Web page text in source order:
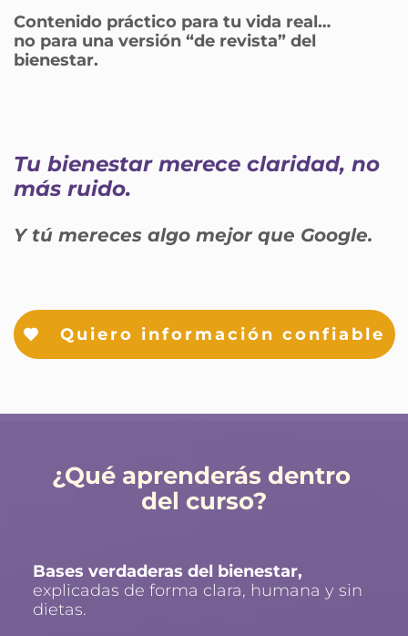
Contenido práctico para tu vida real…
no para una versión “de revista” del
bienestar.
Tu bienestar merece claridad, no
más ruido.
Y tú mereces algo mejor que Google.
Quiero información confiable
¿Qué aprenderás dentro
del curso?
explicadas de forma clara, humana y sin
dietas.